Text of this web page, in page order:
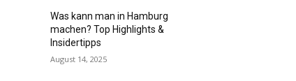
Was kann man in Hamburg
machen? Top Highlights &
Insidertipps
August 14, 2025